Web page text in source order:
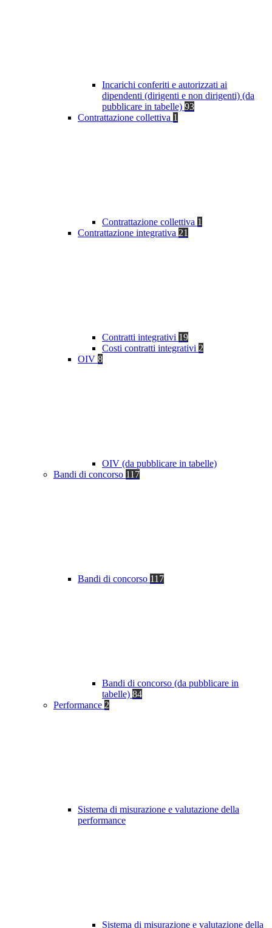
Incarichi conferiti e autorizzati ai
dipendenti (dirigenti e non dirigenti) (da
pubblicare in tabelle) 93
Contrattazione collettiva 1
Contrattazione collettiva 1
Contrattazione integrativa 21
Contratti integrativi 19
Costi contratti integrativi 2
OIV 8
OIV (da pubblicare in tabelle)
Bandi di concorso 117
Bandi di concorso 117
Bandi di concorso (da pubblicare in
tabelle) 84
Performance 2
Sistema di misurazione e valutazione della
performance
Sistema di misurazione e valutazione della